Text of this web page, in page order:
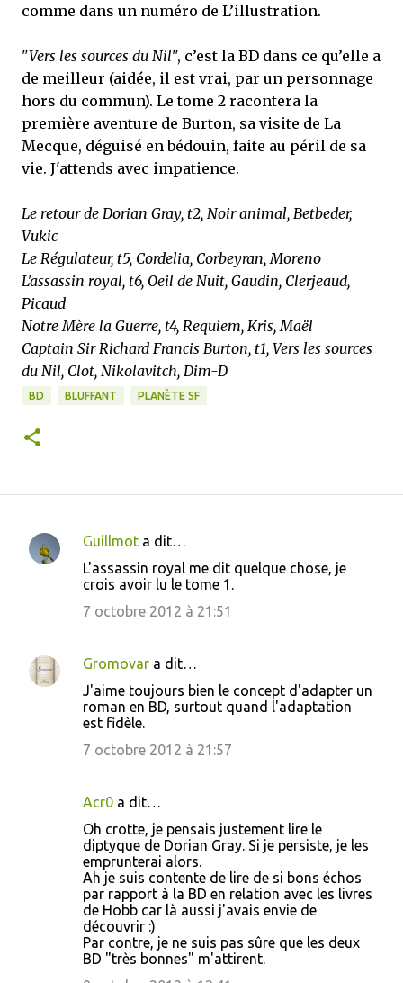
comme dans un numéro de L’illustration.
"Vers les sources du Nil", c’est la BD dans ce qu’elle a
de meilleur (aidée, il est vrai, par un personnage
hors du commun). Le tome 2 racontera la
première aventure de Burton, sa visite de La
Mecque, déguisé en bédouin, faite au péril de sa
vie. J'attends avec impatience.
Le retour de Dorian Gray, t2, Noir animal, Betbeder,
Vukic
Le Régulateur, t5, Cordelia, Corbeyran, Moreno
L'assassin royal, t6, Oeil de Nuit, Gaudin, Clerjeaud,
Picaud
Notre Mère la Guerre, t4, Requiem, Kris, Maël
Captain Sir Richard Francis Burton, t1, Vers les sources
du Nil, Clot, Nikolavitch, Dim-D
BD BLUFFANT PLANÈTE SF
C
e
n
Guillmot a dit…
L'assassin royal me dit quelque chose, je
crois avoir lu le tome 1.
7 octobre 2012 à 21:51
Gromovar a dit…
J'aime toujours bien le concept d'adapter un
roman en BD, surtout quand l'adaptation
est fidèle.
7 octobre 2012 à 21:57
Acr0 a dit…
Oh crotte, je pensais justement lire le
diptyque de Dorian Gray. Si je persiste, je les
emprunterai alors.
Ah je suis contente de lire de si bons échos
par rapport à la BD en relation avec les livres
de Hobb car là aussi j'avais envie de
découvrir :)
Par contre, je ne suis pas sûre que les deux
BD "très bonnes" m'attirent.